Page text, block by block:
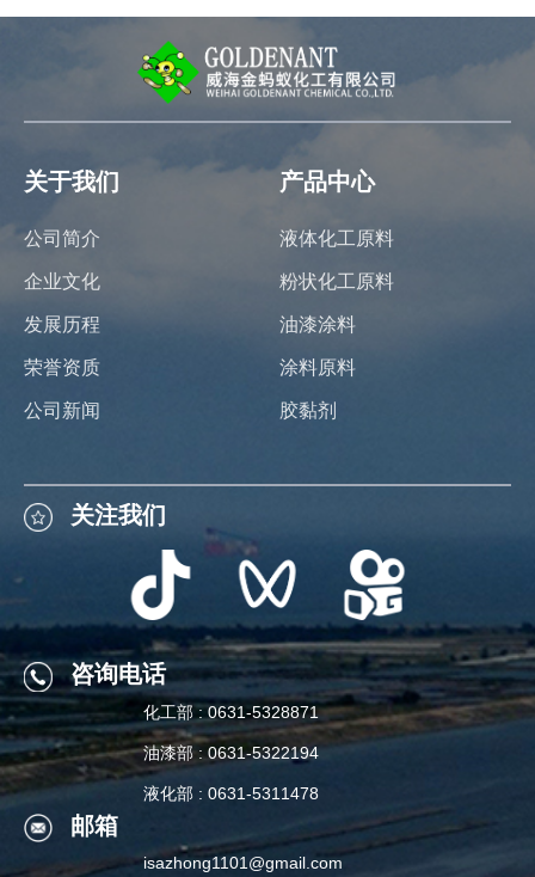
关注我们
咨询电话
化工部 : 0631-5328871
油漆部 : 0631-5322194
液化部 : 0631-5311478
关于我们
公司简介
企业文化
发展历程
荣誉资质
公司新闻
产品中心
液体化工原料
粉状化工原料
油漆涂料
涂料原料
胶黏剂
关注我们
咨询电话
化工部 : 0631-5328871
油漆部 : 0631-5322194
液化部 : 0631-5311478
邮箱
isazhong1101@gmail.com